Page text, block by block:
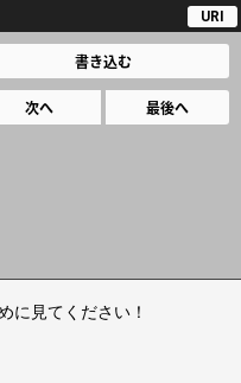
URI
書き込む
次へ 最後へ
に見てください！